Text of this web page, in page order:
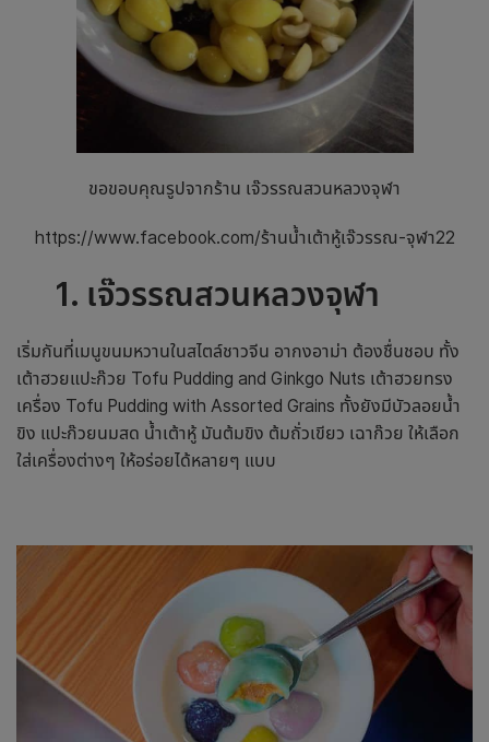
ขอขอบคุณรูปจากร้าน เจ๊วรรณสวนหลวงจุฬา
https://www.facebook.com/ร้านน้ำเต้าหู้เจ๊วรรณ-จุฬา22
1. เจ๊วรรณสวนหลวงจุฬา
เริ่มกันที่เมนูขนมหวานในสไตล์ชาวจีน อากงอาม่า ต้องชื่นชอบ ทั้ง
เต้าฮวยแปะก๊วย Tofu Pudding and Ginkgo Nuts เต้าฮวยทรง
เครื่อง Tofu Pudding with Assorted Grains ทั้งยังมีบัวลอยน้ำ
ขิง แปะก๊วยนมสด น้ำเต้าหู้ มันต้มขิง ต้มถั่วเขียว เฉาก๊วย ให้เลือก
ใส่เครื่องต่างๆ ให้อร่อยได้หลายๆ แบบ